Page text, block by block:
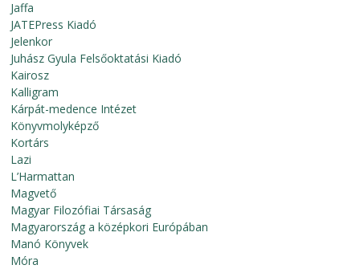
Jaffa
JATEPress Kiadó
Jelenkor
Juhász Gyula Felsőoktatási Kiadó
Kairosz
Kalligram
Kárpát-medence Intézet
Könyvmolyképző
Kortárs
Lazi
L’Harmattan
Magvető
Magyar Filozófiai Társaság
Magyarország a középkori Európában
Manó Könyvek
Móra